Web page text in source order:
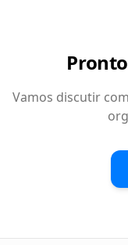
Vamos discutir